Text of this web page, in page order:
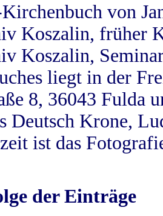
von
Koszalin, früher
Koszalin,
liegt in der
8, 36043 Fulda
Deutsch Krone,
ist das
der Einträge